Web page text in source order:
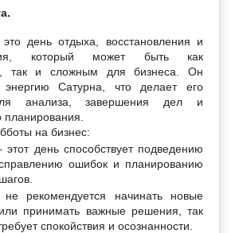
день отдыха, восстановления и
который может быть как
так и сложным для бизнеса. Он
Сатурна, что делает его
анализа, завершения дел и
планирования.
на бизнес:
день способствует подведению
ошибок и планированию
рекомендуется начинать новые
принимать важные решения, так
спокойствия и осознанности.